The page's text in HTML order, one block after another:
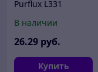
Purflux L331
В наличии
26.29 руб.
Купить